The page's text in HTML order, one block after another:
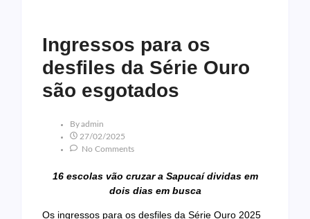
Ingressos para os
desfiles da Série Ouro
são esgotados
ByAdmin
27/02/2025
No Comments
16 escolas vão cruzar a Sapucaí dividas em
dois dias em busca
Os ingressos para os desfiles da Série Ouro 2025